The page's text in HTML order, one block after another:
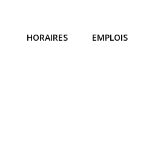
HORAIRES EMPLOIS